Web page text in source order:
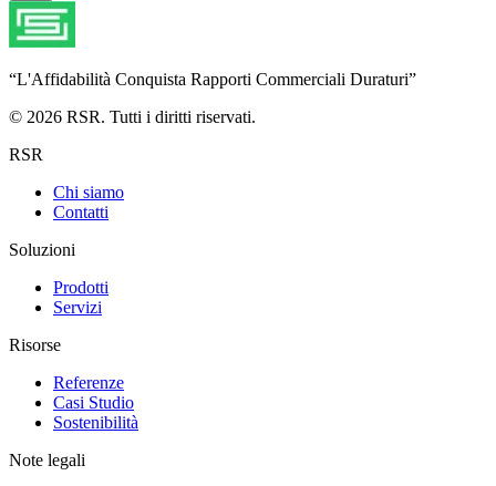
“L'Affidabilità Conquista Rapporti Commerciali Duraturi”
© 2026 RSR. Tutti i diritti riservati.
RSR
Chi siamo
Contatti
Soluzioni
Prodotti
Servizi
Risorse
Referenze
Casi Studio
Sostenibilità
Note legali